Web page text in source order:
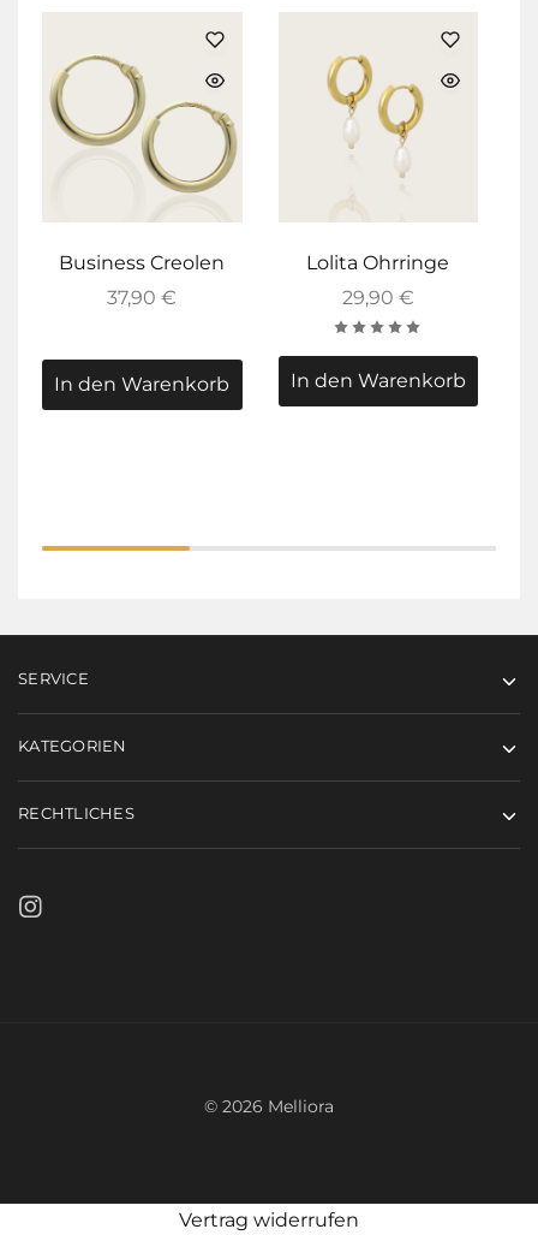
Business Creolen
37,90€
In den Warenkorb
Lolita Ohrringe
29,90 €
In den Warenkorb
SERVICE
KATEGORIEN
RECHTLICHES
© 2026 Melliora
Vertrag widerrufen
In den Warenkorb